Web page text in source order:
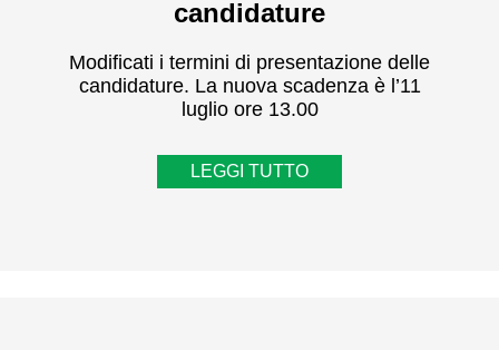
candidature
Modificati i termini di presentazione delle
candidature. La nuova scadenza è l’11
luglio ore 13.00
LEGGI TUTTO